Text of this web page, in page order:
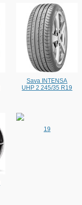
Sava INTENSA
UHP 2 245/35 R19
19